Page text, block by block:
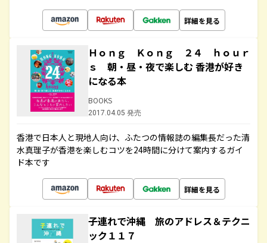
詳細を見る
Ｈｏｎｇ Ｋｏｎｇ ２４ ｈｏｕｒ
ｓ 朝・昼・夜で楽しむ 香港が好き
になる本
BOOKS
2017.04.05 発売
香港で日本人と現地人向け、ふたつの情報誌の編集長だった清
水真理子が香港を楽しむコツを24時間に分けて案内するガイ
ド本です
詳細を見る
子連れで沖縄 旅のアドレス＆テクニ
ック１１７